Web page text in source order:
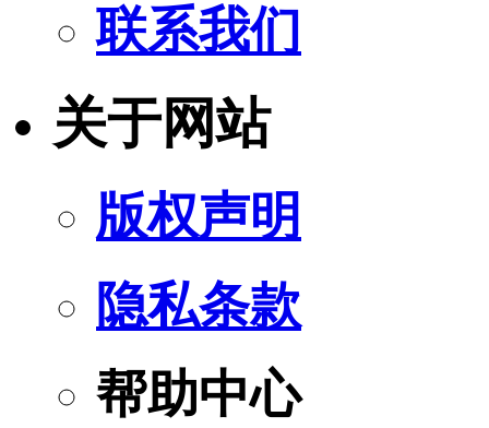
联系我们
关于网站
版权声明
隐私条款
帮助中心